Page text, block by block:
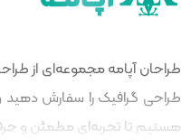
طراحان آپامه مجموعه‌ای از
طراحی گرافیک را سفارش دهید
هستیم تا تجربه‌ای مطمئن و